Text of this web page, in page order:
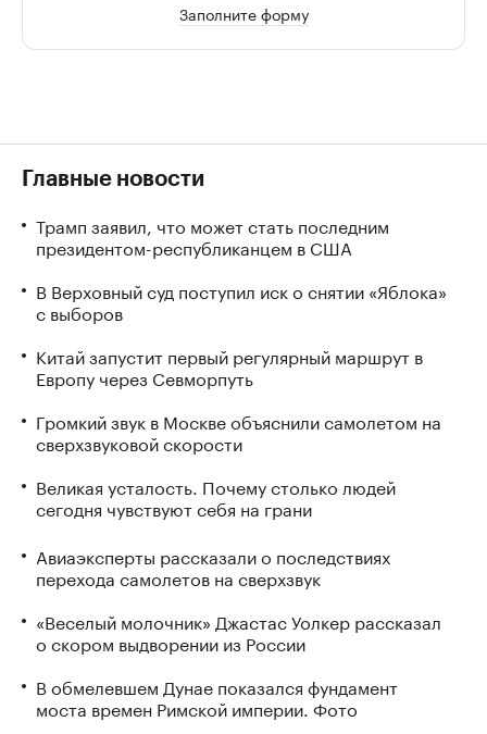
Заполните форму
Главные новости
Трамп заявил, что может стать последним
президентом-республиканцем в США
В Верховный суд поступил иск о снятии «Яблока»
с выборов
Китай запустит первый регулярный маршрут в
Европу через Севморпуть
Громкий звук в Москве объяснили самолетом на
сверхзвуковой скорости
Великая усталость. Почему столько людей
сегодня чувствуют себя на грани
Авиаэксперты рассказали о последствиях
перехода самолетов на сверхзвук
«Веселый молочник» Джастас Уолкер рассказал
о скором выдворении из России
В обмелевшем Дунае показался фундамент
моста времен Римской империи. Фото